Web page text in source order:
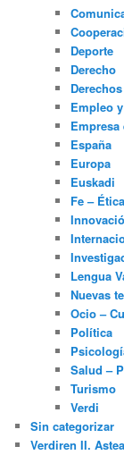
Deporte
Derecho
Empleo
España
Europa
Euskadi
Fe –
Lengua
Nuevas
Ocio –
Política
Salud –
Turismo
Verdi
Sin categorizar
Verdiren II.